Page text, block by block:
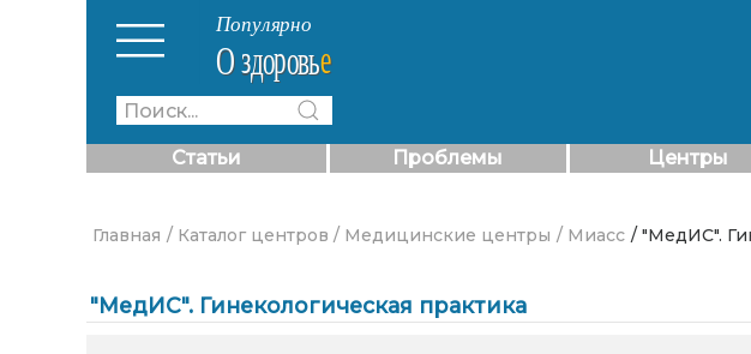
Статьи Проблемы Центры
Главная / Каталог центров / Медицинские центры / Миасс / "МедИС".
"МедИС". Гинекологическая практика